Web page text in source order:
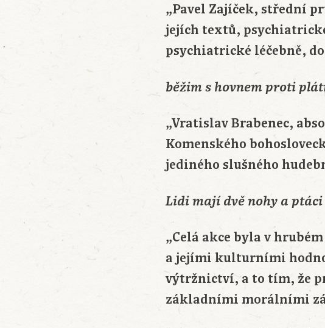
„Pavel Zajíček, střední
jejích textů,
psychiatrické léčebně,
běžim s hovnem proti
„Vratislav Brabenec,
Komenského
jediného slušného
Lidi mají dvě nohy a
„Celá akce byla v
a jejími kulturními
výtržnictví, a to tím, že
základními morálními